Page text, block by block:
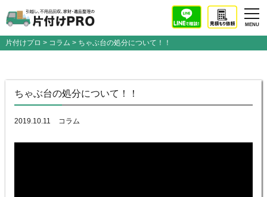
片付けプロ > コラム > ちゃぶ台の処分について！！
ちゃぶ台の処分について！！
2019.10.11 コラム